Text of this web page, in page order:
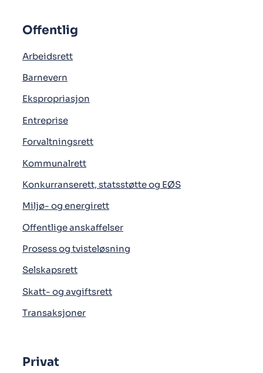
Offentlig
Arbeidsrett
Barnevern
Ekspropriasjon
Entreprise
Forvaltningsrett
Kommunalrett
Konkurranserett, statsstøtte og EØS
Miljø- og energirett
Offentlige anskaffelser
Prosess og tvisteløsning
Selskapsrett
Skatt- og avgiftsrett
Transaksjoner
Privat